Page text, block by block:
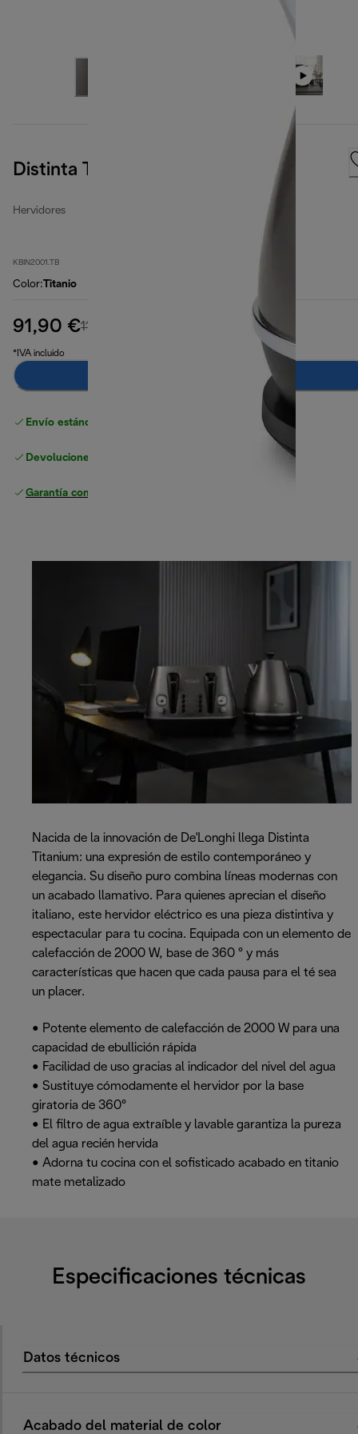
Distinta Titanium
Hervidores
KBIN2001.TB
Color: Titanio
91,90 €114,90 € precio original 114,90 €
*IVA incluido
Envío estándar gratuito
Devoluciones gratuitas
Garantía completa
Nacida de la innovación de De'Longhi llega Distinta
Titanium: una expresión de estilo contemporáneo y
elegancia. Su diseño puro combina líneas modernas con
un acabado llamativo. Para quienes aprecian el diseño
italiano, este hervidor eléctrico es una pieza distintiva y
espectacular para tu cocina. Equipada con un elemento de
calefacción de 2000 W, base de 360 ° y más
características que hacen que cada pausa para el té sea
un placer.
• Potente elemento de calefacción de 2000 W para una
capacidad de ebullición rápida
• Facilidad de uso gracias al indicador del nivel del agua
• Sustituye cómodamente el hervidor por la base
giratoria de 360°
• El filtro de agua extraíble y lavable garantiza la pureza
del agua recién hervida
• Adorna tu cocina con el sofisticado acabado en titanio
mate metalizado
Especificaciones técnicas
Datos técnicos
Acabado del material de color